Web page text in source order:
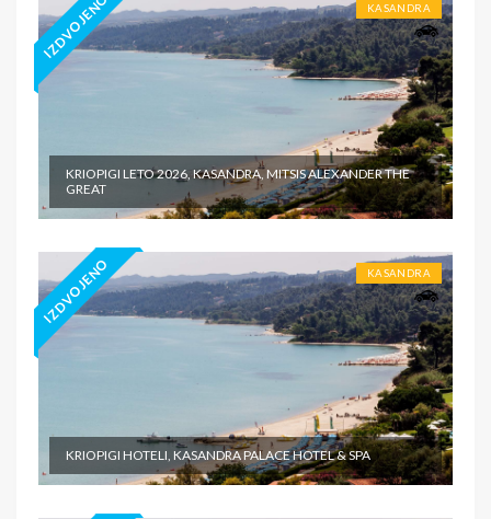
IZDVOJENO KASANDRA
KRIOPIGI LETO 2026, KASANDRA, MITSIS ALEXANDER THE
GREAT
IZDVOJENO KASANDRA
KRIOPIGI HOTELI, KASANDRA PALACE HOTEL & SPA